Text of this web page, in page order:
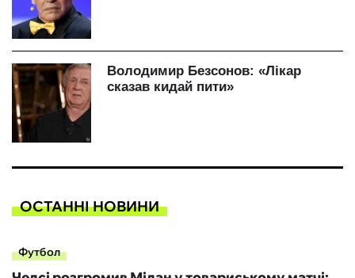
ОСТАННІ НОВИНИ
Футбол